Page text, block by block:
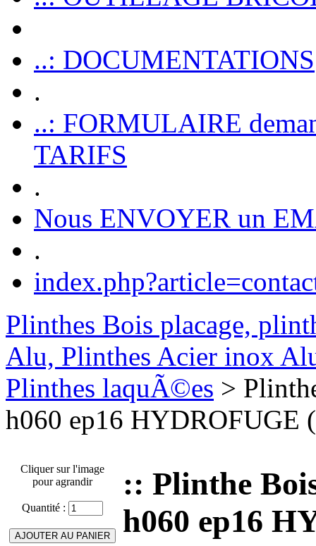
..: DOCUMENTATIONS
.
..: FORMULAIRE
TARIFS
.
Nous ENVOYER un
.
Plinthes Bois placage,
Alu, Plinthes Acier inox
Plinthes laquÃ©es >
h060 ep16 HYDROFUGE
Cliquer sur l'image
pour agrandir
Quantité :
:: Plinthe
h060 ep16